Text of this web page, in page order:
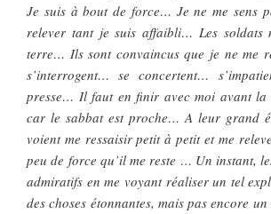
Je suis à bout de force… Je ne me sens
relever tant je suis affaibli… Les soldats
terre… Ils sont convaincus que je ne me
s’interrogent… se concertent…
presse… Il faut en finir avec moi avant la
car le sabbat est proche… A leur grand
voient me ressaisir petit à petit et me
peu de force qu’il me reste … Un instant,
admiratifs en me voyant réaliser un tel
des choses étonnantes, mais pas encore